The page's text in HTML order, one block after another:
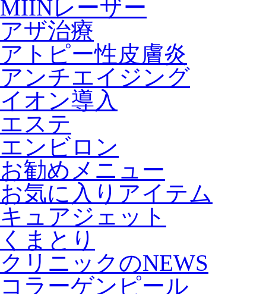
MIINレーザー
アザ治療
アトピー性皮膚炎
アンチエイジング
イオン導入
エステ
エンビロン
お勧めメニュー
お気に入りアイテム
キュアジェット
くまとり
クリニックのNEWS
コラーゲンピール